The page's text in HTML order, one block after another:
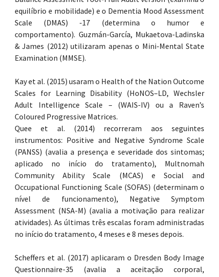
equilíbrio e mobilidade) e o Dementia Mood Assessment
Scale (DMAS) -17 (determina o humor e
comportamento). Guzmán-García, Mukaetova-Ladinska
& James (2012) utilizaram apenas o Mini-Mental State
Examination (MMSE).
Kay et al. (2015) usaram o Health of the Nation Outcome
Scales for Learning Disability (HoNOS–LD, Wechsler
Adult Intelligence Scale – (WAIS-IV) ou a Raven’s
Coloured Progressive Matrices.
Quee et al. (2014) recorreram aos seguintes
instrumentos: Positive and Negative Syndrome Scale
(PANSS) (avalia a presença e severidade dos sintomas;
aplicado no início do tratamento), Multnomah
Community Ability Scale (MCAS) e Social and
Occupational Functioning Scale (SOFAS) (determinam o
nível de funcionamento), Negative Symptom
Assessment (NSA-M) (avalia a motivação para realizar
atividades). As últimas três escalas foram administradas
no início do tratamento, 4 meses e 8 meses depois.
Scheffers et al. (2017) aplicaram o Dresden Body Image
Questionnaire-35 (avalia a aceitação corporal,